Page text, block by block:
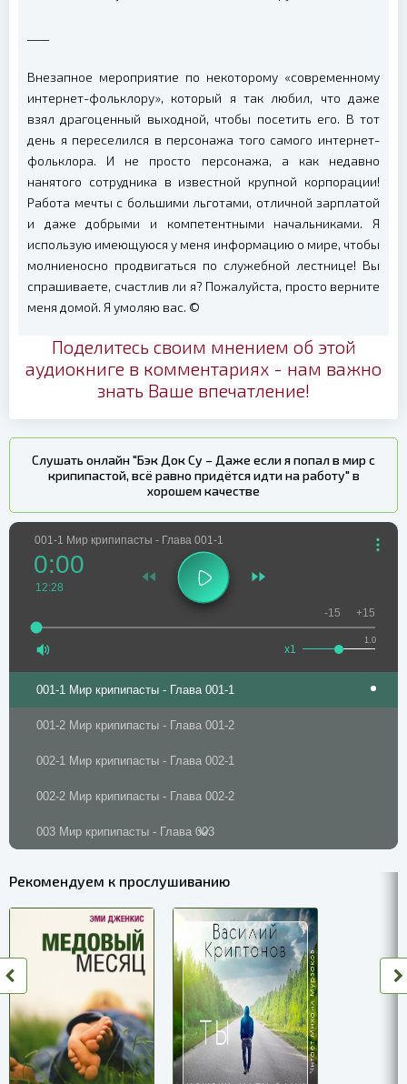
Внезапное мероприятие по некоторому «современному
интернет-фольклору», который я так любил, что даже
взял драгоценный выходной, чтобы посетить его. В тот
день я переселился в персонажа того самого интернет-
фольклора. И не просто персонажа, а как недавно
нанятого сотрудника в известной крупной корпорации!
Работа мечты с большими льготами, отличной зарплатой
и даже добрыми и компетентными начальниками. Я
использую имеющуюся у меня информацию о мире, чтобы
молниеносно продвигаться по служебной лестнице! Вы
спрашиваете, счастлив ли я? Пожалуйста, просто верните
меня домой. Я умоляю вас. ©
Поделитесь своим мнением об этой
аудиокниге в комментариях - нам важно
знать Ваше впечатление!
Слушать онлайн "Бэк Док Су – Даже если я попал в мир с
крипипастой, всё равно придётся идти на работу" в
хорошем качестве
001-1 Мир крипипасты - Глава 001-1
0:00
12:28
1.0
x1
-15 +15
001-1 Мир крипипасты - Глава 001-1
001-2 Мир крипипасты - Глава 001-2
002-1 Мир крипипасты - Глава 002-1
002-2 Мир крипипасты - Глава 002-2
003 Мир крипипасты - Глава 003
006 Мир крипипасты - Глава 006
007-1 Мир крипипасты - Глава 007-1
007-2 Мир крипипасты - Глава 007-2
008 Мир крипипасты - Глава 008
009-1 Мир крипипасты - Глава 009-1
Рекомендуем к прослушиванию